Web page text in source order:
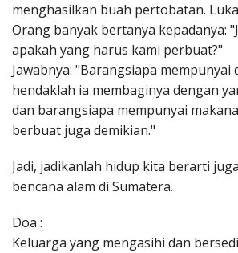
menghasilkan buah pertobatan.
Orang banyak bertanya kepadanya:
apakah yang harus kami perbuat?"
Jawabnya: "Barangsiapa mempunyai
hendaklah ia membaginya dengan
dan barangsiapa mempunyai
berbuat juga demikian."
Jadi, jadikanlah hidup kita berarti
bencana alam di Sumatera.
Doa :
Keluarga yang mengasihi dan